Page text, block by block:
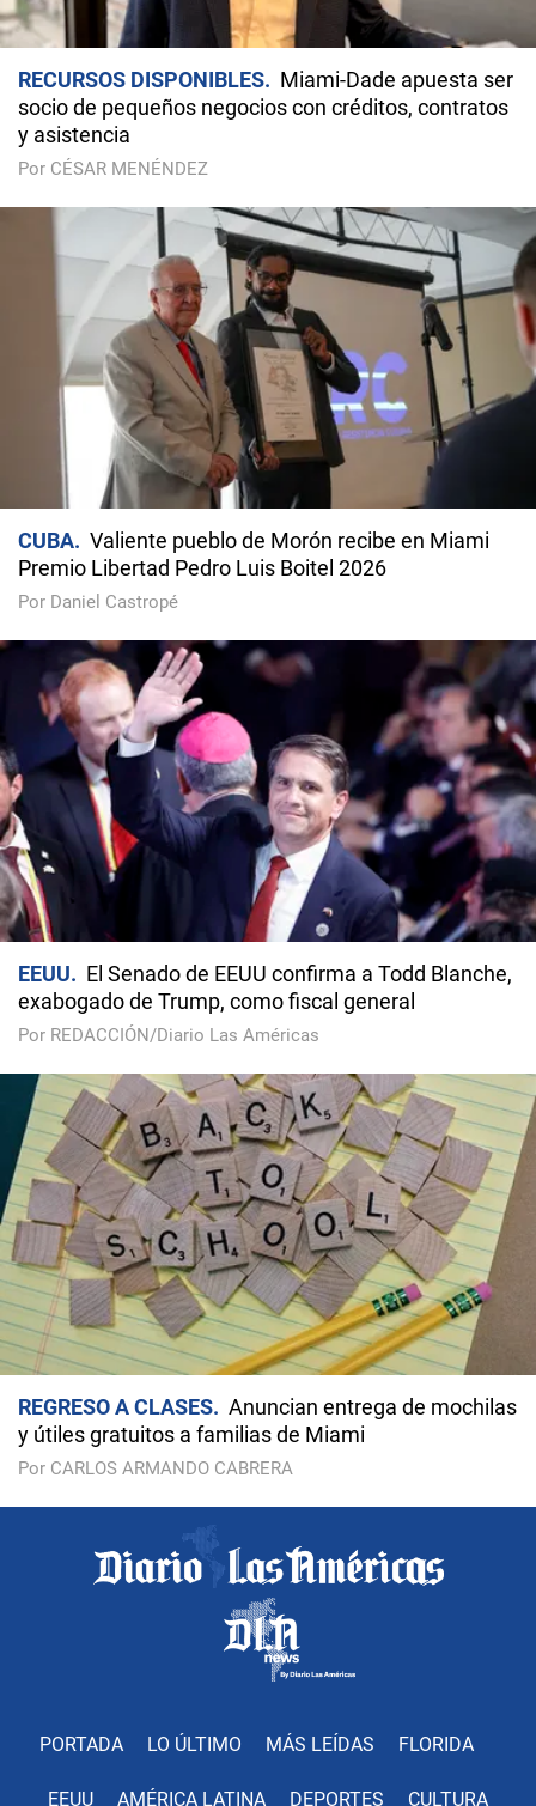
RECURSOS DISPONIBLES
Miami-Dade apuesta ser
socio de pequeños negocios con créditos, contratos
y asistencia
Por CÉSAR MENÉNDEZ
CUBA
Valiente pueblo de Morón recibe en Miami
Premio Libertad Pedro Luis Boitel 2026
Por Daniel Castropé
EEUU
El Senado de EEUU confirma a Todd Blanche,
exabogado de Trump, como fiscal general
Por REDACCIÓN/Diario Las Américas
REGRESO A CLASES
Anuncian entrega de mochilas
y útiles gratuitos a familias de Miami
Por CARLOS ARMANDO CABRERA
PORTADA LO ÚLTIMO MÁS LEÍDAS FLORIDA
EEUU AMÉRICA LATINA DEPORTES CULTURA